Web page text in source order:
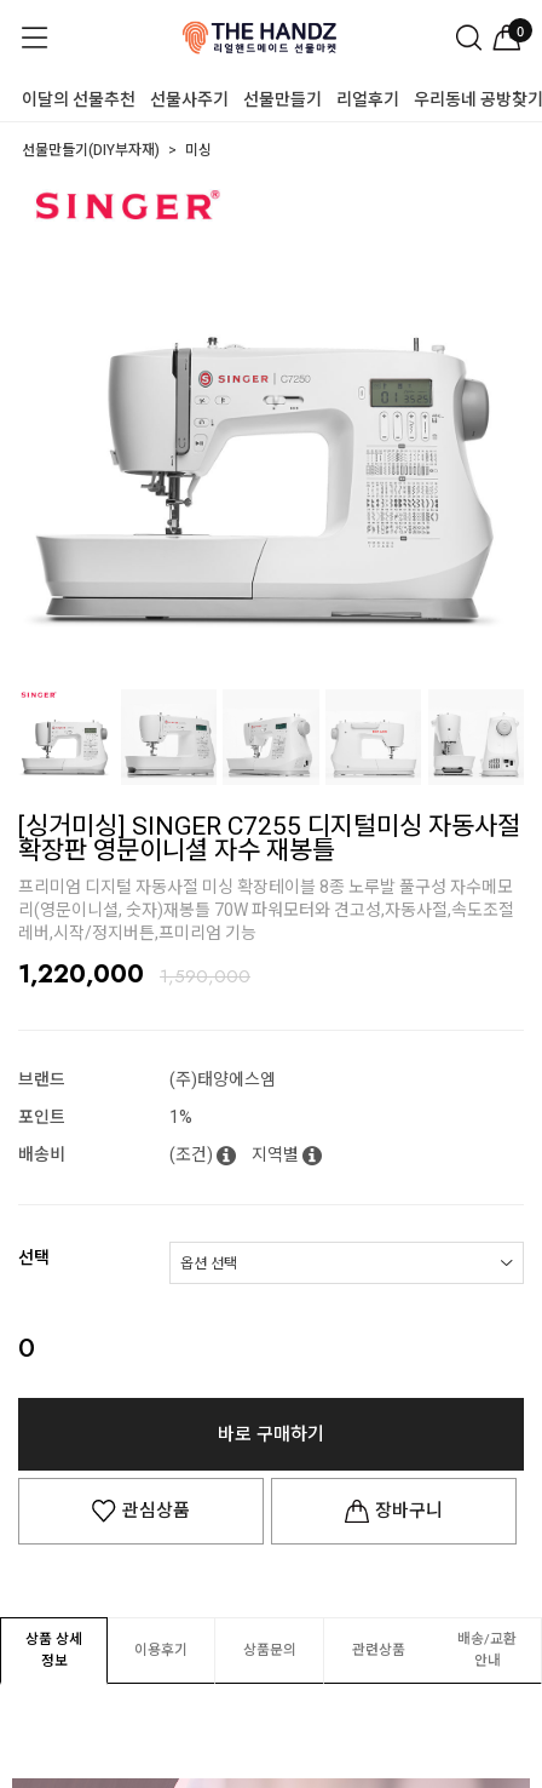
0
이달의 선물추천 선물사주기 선물만들기 리얼후기 우리동네 공방찾기
선물만들기(DIY부자재) 미싱
[싱거미싱] SINGER C7255 디지털미싱 자동사절
확장판 영문이니셜 자수 재봉틀
프리미엄 디지털 자동사절 미싱 확장테이블 8종 노루발 풀구성 자수메모
리(영문이니셜, 숫자)재봉틀 70W 파워모터와 견고성,자동사절,속도조절
레버,시작/정지버튼,프미리엄 기능
1,220,000 1,590,000
브랜드
(주)태양에스엠
포인트
1%
배송비
(조건) 지역별
선택
0
바로 구매하기
관심상품 장바구니
상품 상세
정보
이용후기 상품문의 관련상품
배송/교환
안내